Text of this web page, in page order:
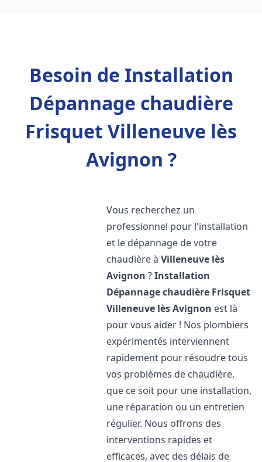
Besoin de Installation
Dépannage chaudière
Frisquet Villeneuve lès
Avignon ?
Vous recherchez un
professionnel pour l'installation
et le dépannage de votre
chaudière àVilleneuve lès
Avignon ?Installation
Dépannage chaudière Frisquet
Villeneuve lès Avignon est là
pour vous aider ! Nos plombiers
expérimentés interviennent
rapidement pour résoudre tous
vos problèmes de chaudière,
que ce soit pour une installation,
une réparation ou un entretien
régulier. Nous offrons des
interventions rapides et
efficaces, avec des délais de